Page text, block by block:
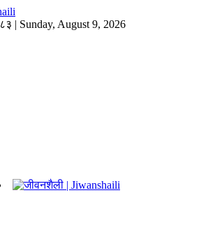
| Sunday, August 9, 2026